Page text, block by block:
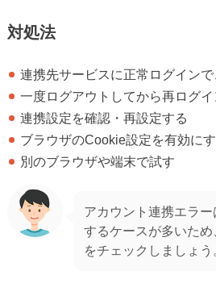
対処法
連携先サービスに正常ログイン
一度ログアウトしてから再ログイ
連携設定を確認・再設定する
ブラウザのCookie設定を有効に
別のブラウザや端末で試す
アカウント連携エラ
するケースが多いた
をチェックしましょう